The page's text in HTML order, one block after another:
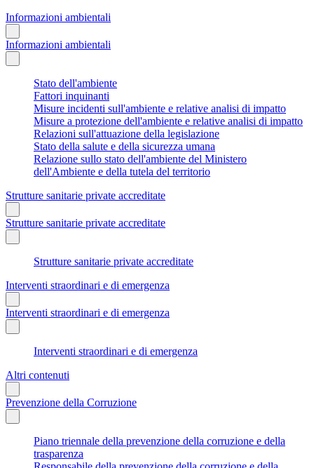
Informazioni ambientali
Informazioni ambientali
Stato dell'ambiente
Fattori inquinanti
Misure incidenti sull'ambiente e relative analisi di impatto
Misure a protezione dell'ambiente e relative analisi di impatto
Relazioni sull'attuazione della legislazione
Stato della salute e della sicurezza umana
Relazione sullo stato dell'ambiente del Ministero
dell'Ambiente e della tutela del territorio
Strutture sanitarie private accreditate
Strutture sanitarie private accreditate
Strutture sanitarie private accreditate
Interventi straordinari e di emergenza
Interventi straordinari e di emergenza
Interventi straordinari e di emergenza
Altri contenuti
Prevenzione della Corruzione
Piano triennale della prevenzione della corruzione e della
trasparenza